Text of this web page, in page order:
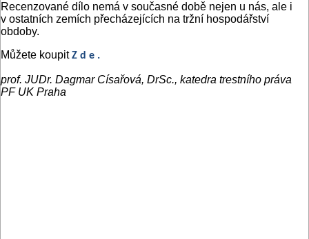
Recenzované dílo nemá v současné době nejen u nás, ale i
v ostatních zemích přecházejících na tržní hospodářství
obdoby.
Můžete koupit Z d e .
prof. JUDr. Dagmar Císařová, DrSc., katedra trestního práva
PF UK Praha